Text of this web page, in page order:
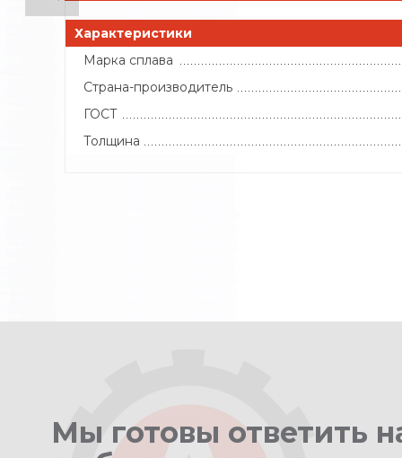
Характеристики
Марка сплава
Страна-производитель
ГОСТ
Толщина
Мы готовы ответить